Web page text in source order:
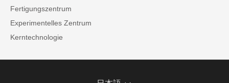
Fertigungszentrum
Experimentelles Zentrum
Kerntechnologie